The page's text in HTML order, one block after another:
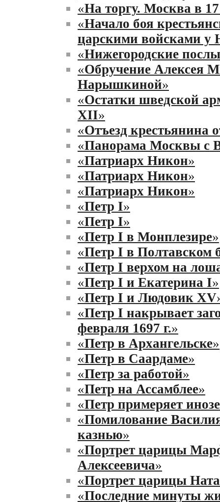
«На торгу. Москва в
«Начало боя
царскими войсками у
«Нижегородские
«Обручение Алексея
Нарышкиной»
«Остатки шведской
XII»
«Отъезд крестьянина
«Панорама Москвы с
«Патриарх Никон»
«Патриарх Никон»
«Патриарх Никон»
«Петр I»
«Петр I»
«Петр I в Монплезире»
«Петр I в Полтавском
«Петр I верхом на
«Петр I и Екатерина I»
«Петр I и Людовик XV
«Петр I накрывает
февраля 1697 г.»
«Петр в Архангельске»
«Петр в Саардаме»
«Петр за работой»
«Петр на Ассамблее»
«Петр примеряет
«Помилование
казнью»
«Портрет царицы
Алексеевича»
«Портрет царицы
«Последние минуты